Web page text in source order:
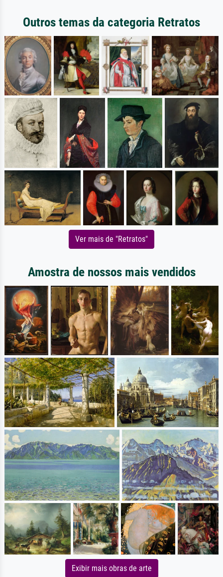
Outros temas da categoria Retratos
Ver mais de "Retratos"
Amostra de nossos mais vendidos
Exibir mais obras de arte